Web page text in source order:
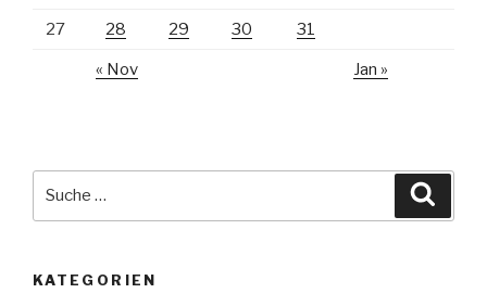
27 28 29 30 31
« Nov Jan »
KATEGORIEN